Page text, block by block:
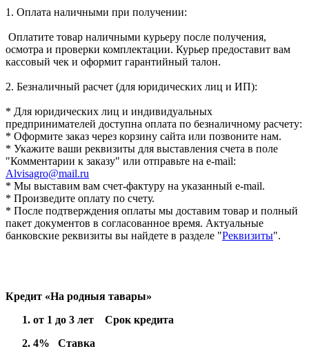
1. Оплата наличными при получении:
Оплатите товар наличными курьеру после получения,
осмотра и проверки комплектации. Курьер предоставит вам
кассовый чек и оформит гарантийный талон.
2. Безналичный расчет (для юридических лиц и ИП):
* Для юридических лиц и индивидуальных
предпринимателей доступна оплата по безналичному расчету:
* Оформите заказ через корзину сайта или позвоните нам.
* Укажите ваши реквизиты для выставления счета в поле
"Комментарии к заказу" или отправьте на e-mail:
Alvisagro@mail.ru
* Мы выставим вам счет-фактуру на указанный e-mail.
* Произведите оплату по счету.
* После подтверждения оплаты мы доставим товар и полный
пакет документов в согласованное время. Актуальные
банковские реквизиты вы найдете в разделе "Реквизиты".
Кредит «На родныя тавары»
от 1 до 3 лет Срок кредита
4% Ставка